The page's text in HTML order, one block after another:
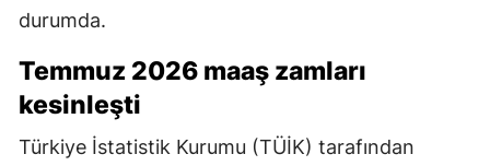
durumda.
Temmuz 2026 maaş zamları
kesinleşti
Türkiye İstatistik Kurumu (TÜİK) tarafından